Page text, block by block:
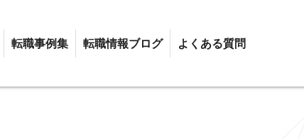
転職事例集 転職情報ブログ よくある質問